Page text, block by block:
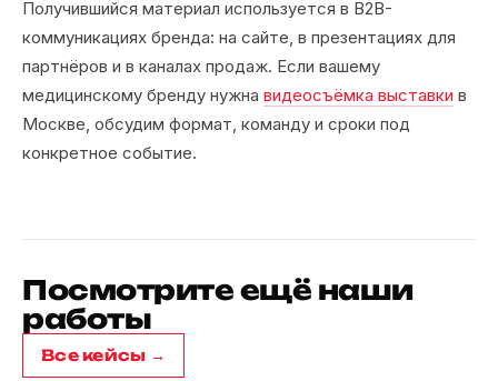
Получившийся материал используется в B2B-
коммуникациях бренда: на сайте, в презентациях для
партнёров и в каналах продаж. Если вашему
медицинскому бренду нужна видеосъёмка выставки в
Москве, обсудим формат, команду и сроки под
конкретное событие.
Посмотрите ещё наши
работы
Все кейсы →